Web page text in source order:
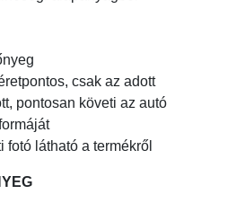
csak az adott
pontosan követi az autó
látható a termékről